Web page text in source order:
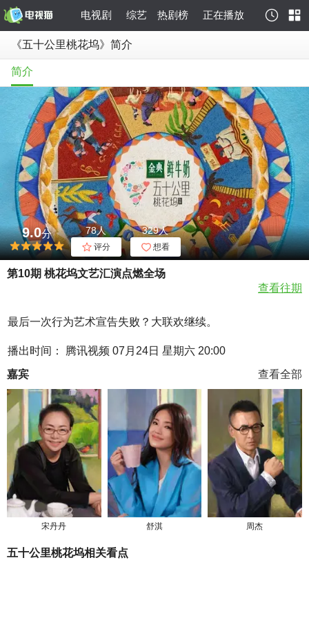
电视剧 综艺 热剧榜 正在播放
《五十公里桃花坞》简介
简介
9.0分 78人
评分
329人
想看
第10期 桃花坞文艺汇演点燃全场
查看往期
最后一次行为艺术宣告失败？大联欢继续。
播出时间： 腾讯视频 07月24日 星期六 20:00
嘉宾
查看全部
宋丹丹 舒淇 周杰
五十公里桃花坞相关看点